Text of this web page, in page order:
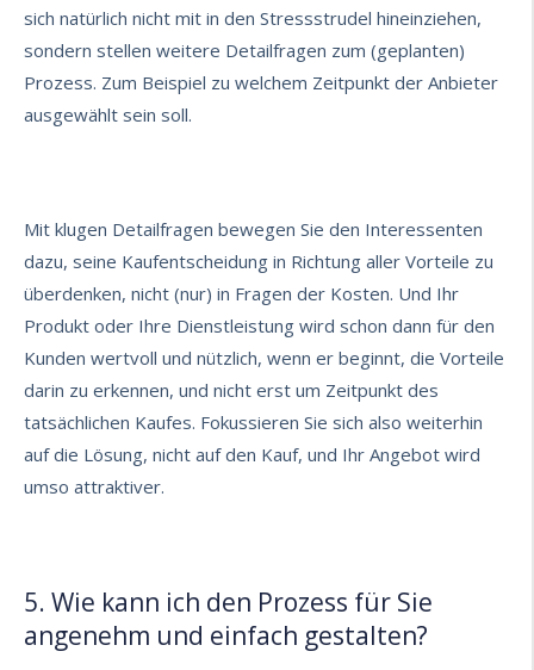
sich natürlich nicht mit in den Stressstrudel hineinziehen,
sondern stellen weitere Detailfragen zum (geplanten)
Prozess. Zum Beispiel zu welchem Zeitpunkt der Anbieter
ausgewählt sein soll.
Mit klugen Detailfragen bewegen Sie den Interessenten
dazu, seine Kaufentscheidung in Richtung aller Vorteile zu
überdenken, nicht (nur) in Fragen der Kosten. Und Ihr
Produkt oder Ihre Dienstleistung wird schon dann für den
Kunden wertvoll und nützlich, wenn er beginnt, die Vorteile
darin zu erkennen, und nicht erst um Zeitpunkt des
tatsächlichen Kaufes. Fokussieren Sie sich also weiterhin
auf die Lösung, nicht auf den Kauf, und Ihr Angebot wird
umso attraktiver.
5. Wie kann ich den Prozess für Sie
angenehm und einfach gestalten?